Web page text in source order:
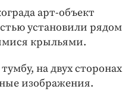
арт-объект
установили рядом
крыльями.
на двух сторонах
изображения.